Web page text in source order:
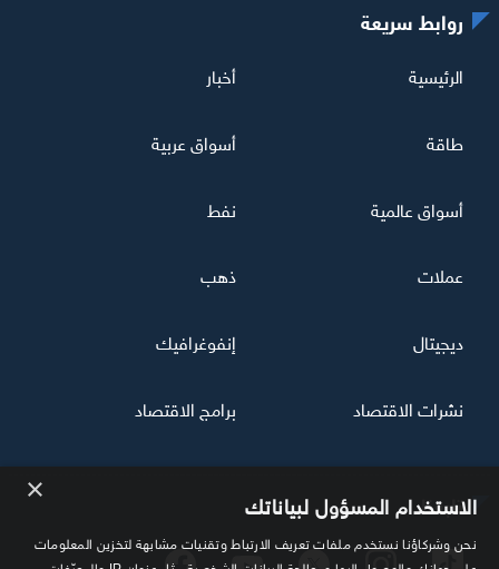
تابعنا
روابط سريعة
الرئيسية أخبار
طاقة أسواق عربية
أسواق عالمية نفط
عملات ذهب
ديجيتال إنفوغرافيك
نشرات الاقتصاد برامج الاقتصاد
× الاستخدام المسؤول لبياناتك
نحن وشركاؤنا نستخدم ملفات تعريف الارتباط وتقنيات مشابهة لتخزين المعلومات